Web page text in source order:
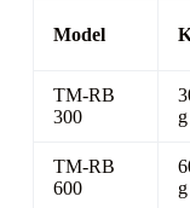
Model
TM-RB
300
g
TM-RB
600
g